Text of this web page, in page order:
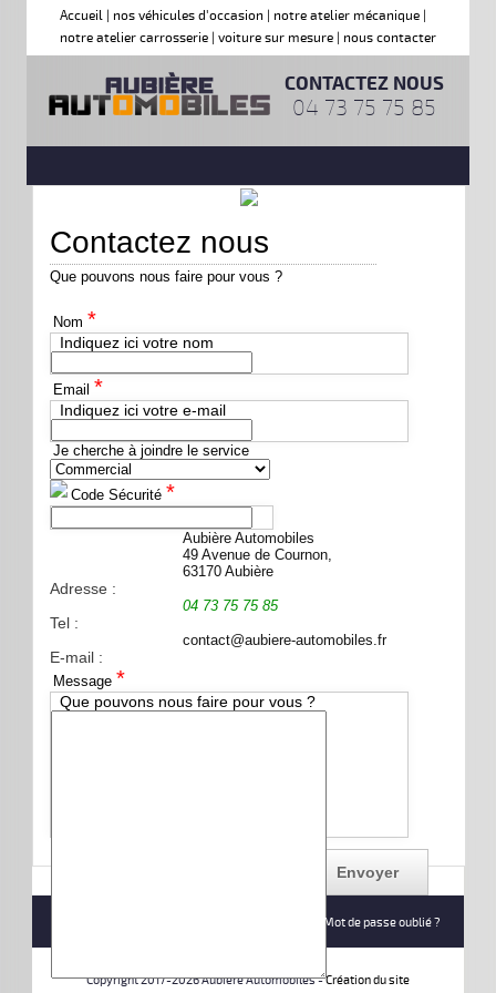
Accueil nos véhicules d'occasion notre atelier mécanique
notre atelier carrosserie voiture sur mesure nous contacter
CONTACTEZ NOUS
04 73 75 75 85
Contactez nous
Que pouvons nous faire pour vous ?
Nom *
Indiquez ici votre nom
Email *
Indiquez ici votre e-mail
Je cherche à joindre le service
Code Sécurité *
Aubière Automobiles
49 Avenue de Cournon,
63170 Aubière
Adresse :
04 73 75 75 85
Tel :
E-mail :
Message *
Que pouvons nous faire pour vous ?
Mot de passe oublié ?
Copyright 2017-2026 Aubière Automobiles -Création du site